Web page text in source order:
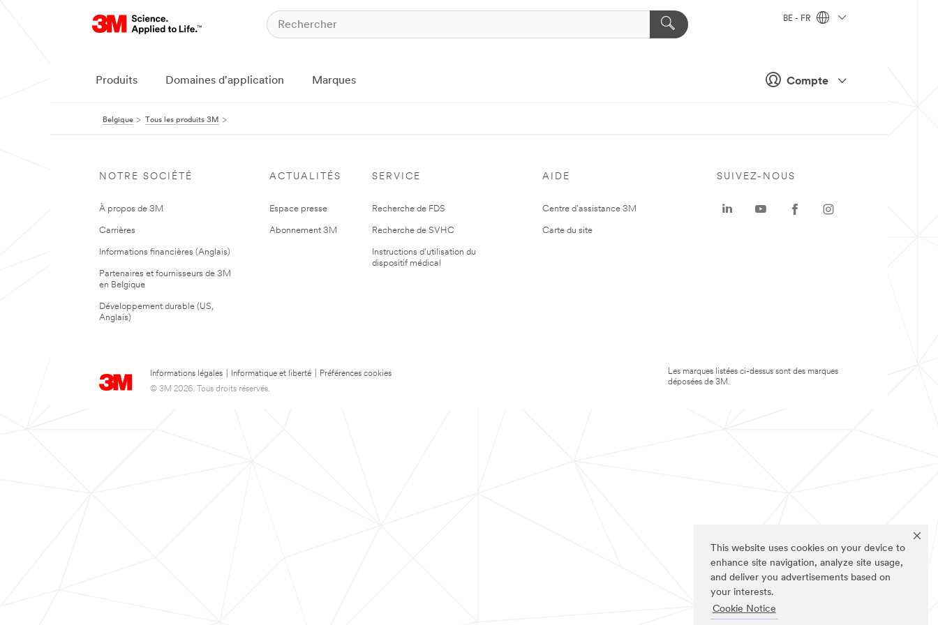
This website uses cookies on your device to
enhance site navigation, analyze site usage,
and deliver you advertisements based on
your interests.
Cookie Notice
Compte
BE - FR
Produits Domaines d'application Marques
Belgique Tous les produits 3M
NOTRE SOCIÉTÉ
À propos de 3M
Carrières
Informations financières (Anglais)
Partenaires et fournisseurs de 3M
en Belgique
Développement durable (US,
Anglais)
ACTUALITÉS
Espace presse
Abonnement 3M
SERVICE
Recherche de FDS
Recherche de SVHC
Instructions d'utilisation du
dispositif médical
AIDE
Centre d'assistance 3M
Carte du site
Informations légales Informatique et liberté
Préférences cookies
© 3M 2026. Tous droits réservés.
SUIVEZ-NOUS
Les marques listées ci-dessus sont des marques
déposées de 3M.